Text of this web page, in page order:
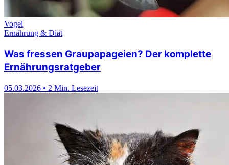
Vogel
Ernährung & Diät
Was fressen Graupapageien? Der komplette
Ernährungsratgeber
05.03.2026 • 2 Min. Lesezeit